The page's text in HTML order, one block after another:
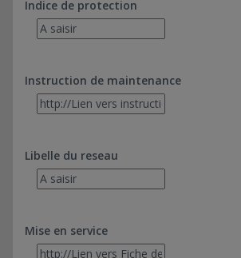
Indice de protection
Instruction de maintenance
Libelle du reseau
Mise en service